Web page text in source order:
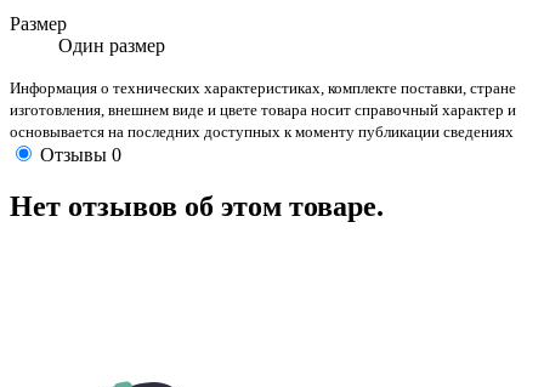
Размер
Один размер
Информация о технических характеристиках, комплекте поставки, стране
изготовления, внешнем виде и цвете товара носит справочный характер и
основывается на последних доступных к моменту публикации сведениях
Отзывы 0
Нет отзывов об этом товаре.